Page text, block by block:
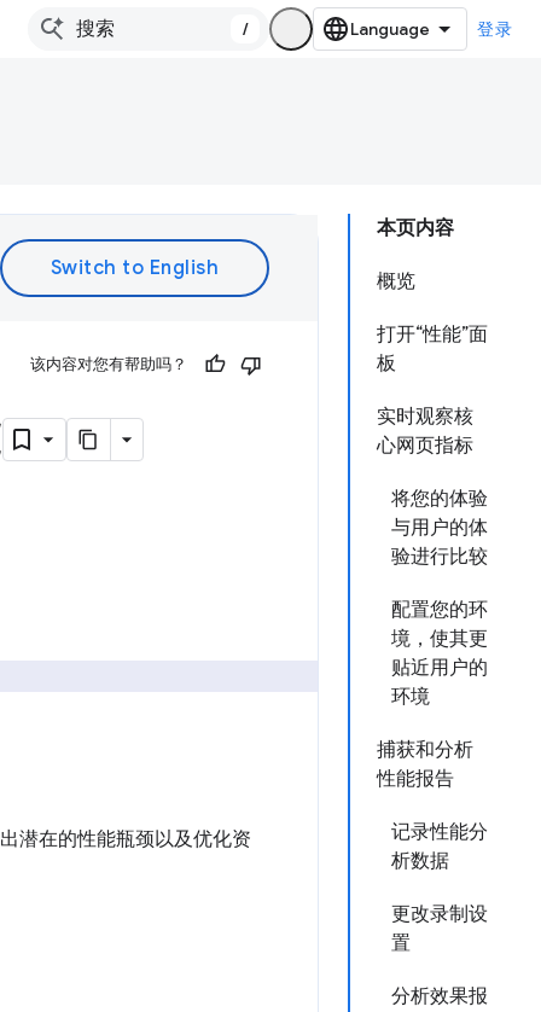
/ 登录
本页内容
概览
打开“性能”面
板
实时观察核
心网页指标
将您的体验
与用户的体
验进行比较
配置您的环
境，使其更
贴近用户的
环境
捕获和分析
性能报告
记录性能分
析数据
更改录制设
置
分析效果报
该内容对您有帮助吗？
潜在的性能瓶颈以及优化资